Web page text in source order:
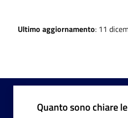
Ultimo aggiornamento: 11
Quanto sono chiare